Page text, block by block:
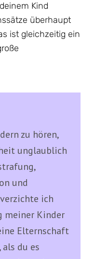
Kind
überhaupt
ist gleichzeitig ein
zu hören,
unglaublich
und
ich
meiner Kinder
Elternschaft
du es